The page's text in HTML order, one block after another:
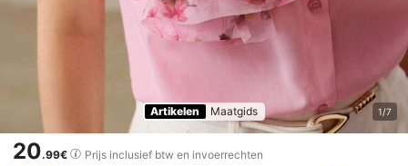
Artikelen Maatgids 1/7
20.99€ Prijs inclusief btw en invoerrechten